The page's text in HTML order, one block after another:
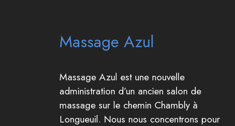
Massage Azul
Massage Azul est une nouvelle
administration d’un ancien salon de
massage sur le chemin Chambly à
Longueuil. Nous nous concentrons pour